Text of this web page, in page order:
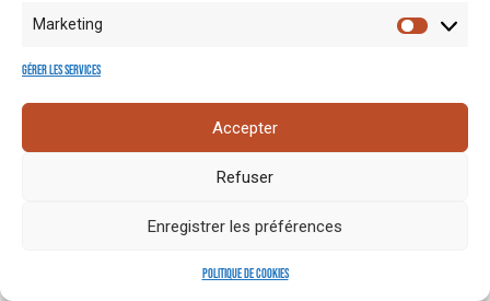
Marketing
Gérer les services
Accepter
Refuser
Enregistrer les préférences
Politique de cookies
Mentions
Espace
presse